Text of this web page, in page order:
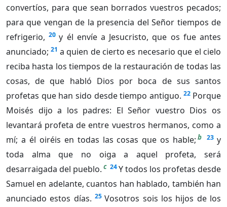
convertíos, para que sean borrados vuestros pecados;
para que vengan de la presencia del Señor tiempos de
refrigerio, 20 y él envíe a Jesucristo, que os fue antes
anunciado; 21 a quien de cierto es necesario que el cielo
reciba hasta los tiempos de la restauración de todas las
cosas, de que habló Dios por boca de sus santos
profetas que han sido desde tiempo antiguo. 22 Porque
Moisés dijo a los padres: El Señor vuestro Dios os
levantará profeta de entre vuestros hermanos, como a
mí; a él oiréis en todas las cosas que os hable; b 23 y
toda alma que no oiga a aquel profeta, será
desarraigada del pueblo. c 24Y todos los profetas desde
Samuel en adelante, cuantos han hablado, también han
anunciado estos días. 25 Vosotros sois los hijos de los